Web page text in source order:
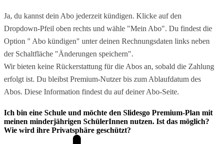
Ja, du kannst dein Abo jederzeit kündigen. Klicke auf den
Dropdown-Pfeil oben rechts und wähle "Mein Abo". Du findest die
Option " Abo kündigen" unter deinen Rechnungsdaten links neben
der Schaltfläche "Änderungen speichern".
Wir bieten keine Rückerstattung für die Abos an, sobald die Zahlung
erfolgt ist. Du bleibst Premium-Nutzer bis zum Ablaufdatum des
Abos. Diese Information findest du auf deiner Abo-Seite.
Ich bin eine Schule und möchte den Slidesgo Premium-Plan mit
meinen minderjährigen SchülerInnen nutzen. Ist das möglich?
Wie wird ihre Privatsphäre geschützt?